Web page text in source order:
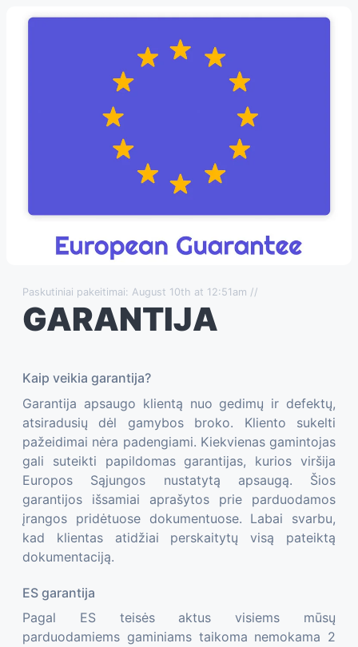
Paskutiniai pakeitimai: August 10th at 12:51am //
GARANTIJA
Kaip veikia garantija?
Garantija apsaugo klientą nuo gedimų ir defektų,
atsiradusių dėl gamybos broko. Kliento sukelti
pažeidimai nėra padengiami. Kiekvienas gamintojas
gali suteikti papildomas garantijas, kurios viršija
Europos Sąjungos nustatytą apsaugą. Šios
garantijos išsamiai aprašytos prie parduodamos
įrangos pridėtuose dokumentuose. Labai svarbu,
kad klientas atidžiai perskaitytų visą pateiktą
dokumentaciją.
ES garantija
Pagal ES teisės aktus visiems mūsų
parduodamiems gaminiams taikoma nemokama 2